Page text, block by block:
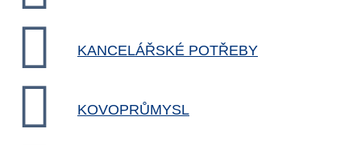
KANCELÁŘSKÉ POTŘEBY
KOVOPRŮMYSL